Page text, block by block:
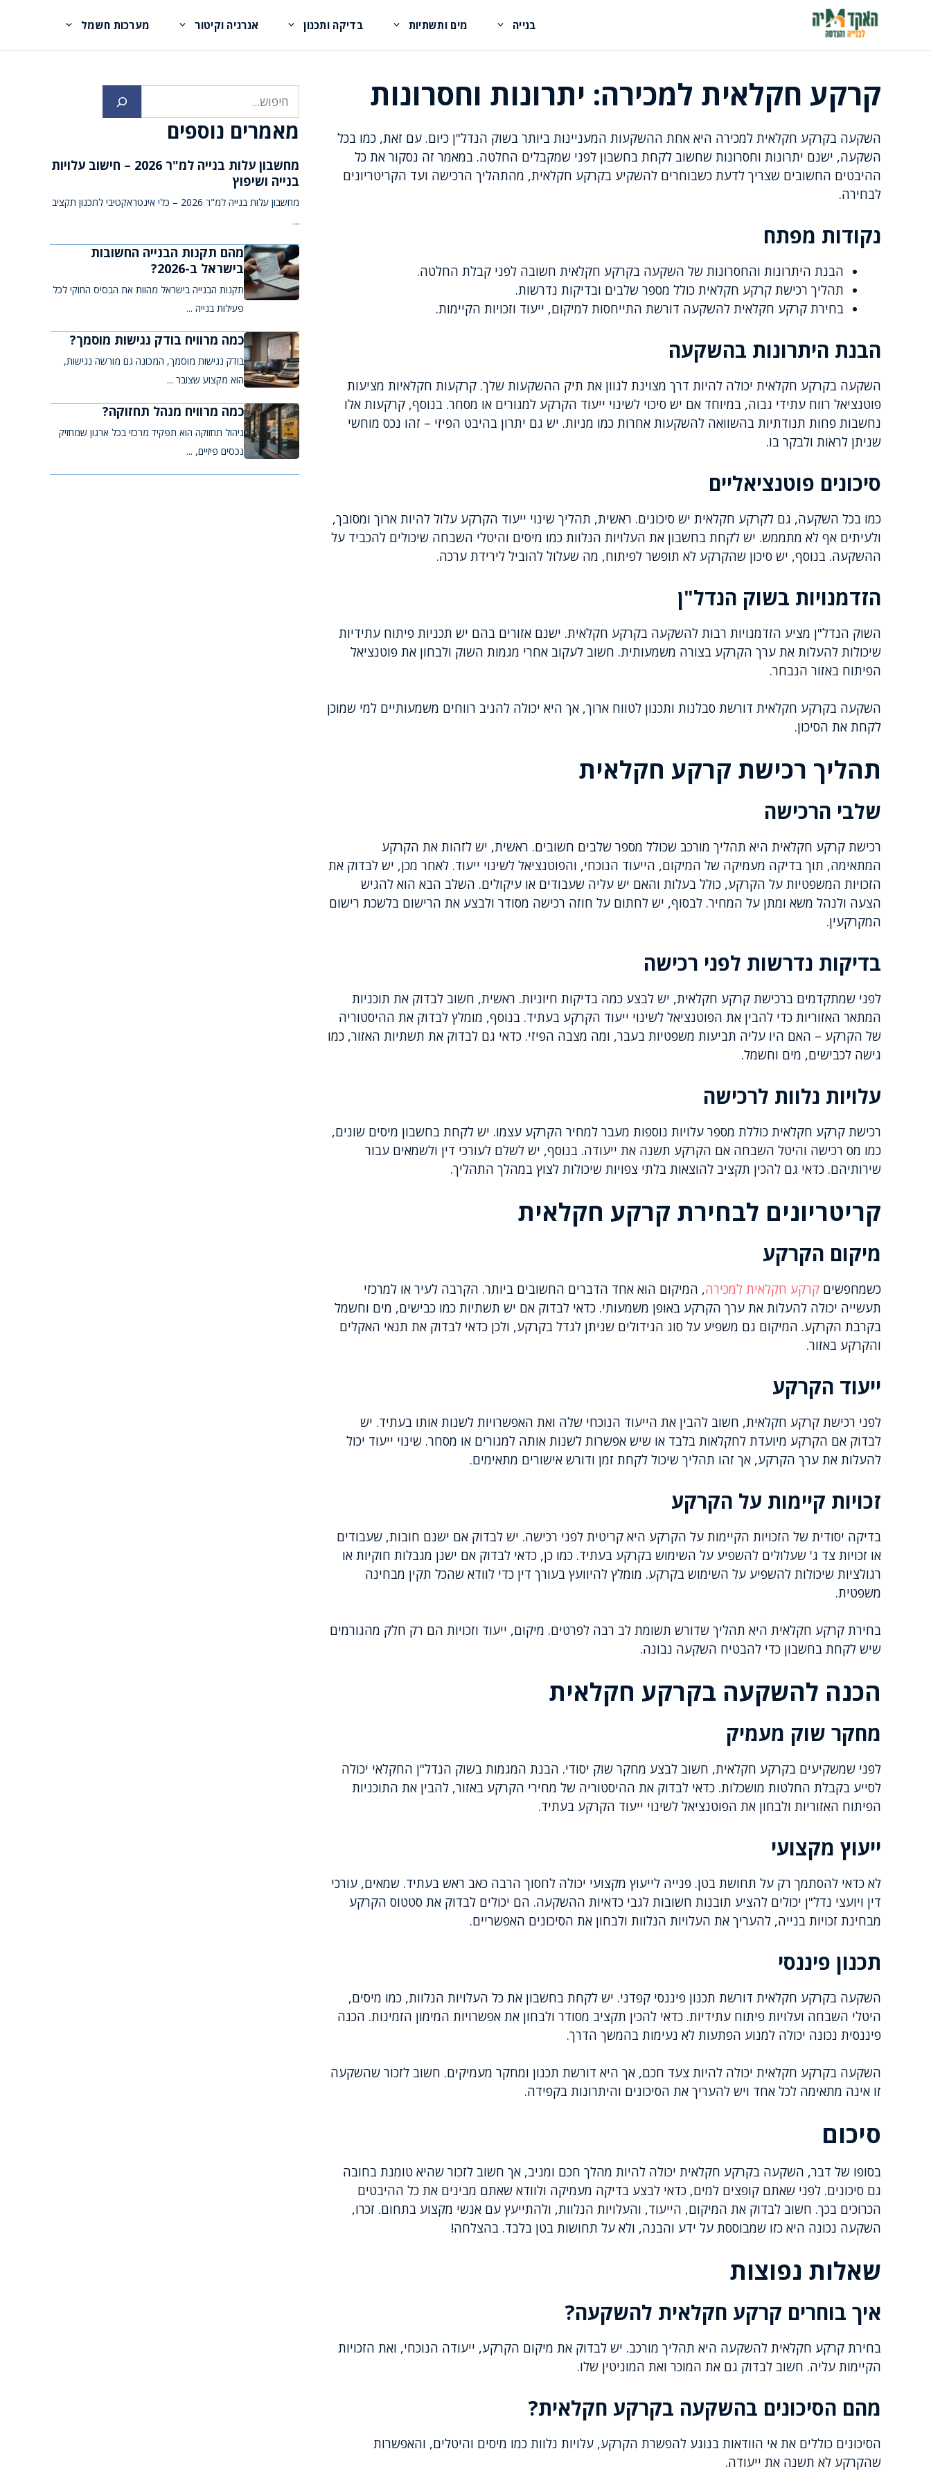
בנייה מים ותשתיות בדיקה ותכנון אנרגיה וקיטור מערכות חשמל
קרקע חקלאית למכירה: יתרונות וחסרונות
השקעה בקרקע חקלאית למכירה היא אחת ההשקעות המעניינות ביותר בשוק הנדל"ן כיום. עם זאת, כמו בכל
השקעה, ישנם יתרונות וחסרונות שחשוב לקחת בחשבון לפני שמקבלים החלטה. במאמר זה נסקור את כל
ההיבטים החשובים שצריך לדעת כשבוחרים להשקיע בקרקע חקלאית, מהתהליך הרכישה ועד הקריטריונים
לבחירה.
נקודות מפתח
הבנת היתרונות והחסרונות של השקעה בקרקע חקלאית חשובה לפני קבלת החלטה.
תהליך רכישת קרקע חקלאית כולל מספר שלבים ובדיקות נדרשות.
בחירת קרקע חקלאית להשקעה דורשת התייחסות למיקום, ייעוד וזכויות הקיימות.
הבנת היתרונות בהשקעה
השקעה בקרקע חקלאית יכולה להיות דרך מצוינת לגוון את תיק ההשקעות שלך. קרקעות חקלאיות מציעות
פוטנציאל רווח עתידי גבוה, במיוחד אם יש סיכוי לשינוי ייעוד הקרקע למגורים או מסחר. בנוסף, קרקעות אלו
נחשבות פחות תנודתיות בהשוואה להשקעות אחרות כמו מניות. יש גם יתרון בהיבט הפיזי – זהו נכס מוחשי
שניתן לראות ולבקר בו.
סיכונים פוטנציאליים
כמו בכל השקעה, גם לקרקע חקלאית יש סיכונים. ראשית, תהליך שינוי ייעוד הקרקע עלול להיות ארוך ומסובך,
ולעיתים אף לא מתממש. יש לקחת בחשבון את העלויות הנלוות כמו מיסים והיטלי השבחה שיכולים להכביד על
ההשקעה. בנוסף, יש סיכון שהקרקע לא תופשר לפיתוח, מה שעלול להוביל לירידת ערכה.
הזדמנויות בשוק הנדל"ן
השוק הנדל"ן מציע הזדמנויות רבות להשקעה בקרקע חקלאית. ישנם אזורים בהם יש תכניות פיתוח עתידיות
שיכולות להעלות את ערך הקרקע בצורה משמעותית. חשוב לעקוב אחרי מגמות השוק ולבחון את פוטנציאל
הפיתוח באזור הנבחר.
השקעה בקרקע חקלאית דורשת סבלנות ותכנון לטווח ארוך, אך היא יכולה להניב רווחים משמעותיים למי שמוכן
לקחת את הסיכון.
תהליך רכישת קרקע חקלאית
שלבי הרכישה
רכישת קרקע חקלאית היא תהליך מורכב שכולל מספר שלבים חשובים. ראשית, יש לזהות את הקרקע
המתאימה, תוך בדיקה מעמיקה של המיקום, הייעוד הנוכחי, והפוטנציאל לשינוי ייעוד. לאחר מכן, יש לבדוק את
הזכויות המשפטיות על הקרקע, כולל בעלות והאם יש עליה שעבודים או עיקולים. השלב הבא הוא להגיש
הצעה ולנהל משא ומתן על המחיר. לבסוף, יש לחתום על חוזה רכישה מסודר ולבצע את הרישום בלשכת רישום
המקרקעין.
בדיקות נדרשות לפני רכישה
לפני שמתקדמים ברכישת קרקע חקלאית, יש לבצע כמה בדיקות חיוניות. ראשית, חשוב לבדוק את תוכניות
המתאר האזוריות כדי להבין את הפוטנציאל לשינוי ייעוד הקרקע בעתיד. בנוסף, מומלץ לבדוק את ההיסטוריה
של הקרקע – האם היו עליה תביעות משפטיות בעבר, ומה מצבה הפיזי. כדאי גם לבדוק את תשתיות האזור, כמו
גישה לכבישים, מים וחשמל.
עלויות נלוות לרכישה
רכישת קרקע חקלאית כוללת מספר עלויות נוספות מעבר למחיר הקרקע עצמו. יש לקחת בחשבון מיסים שונים,
כמו מס רכישה והיטל השבחה אם הקרקע תשנה את ייעודה. בנוסף, יש לשלם לעורכי דין ולשמאים עבור
שירותיהם. כדאי גם להכין תקציב להוצאות בלתי צפויות שיכולות לצוץ במהלך התהליך.
קריטריונים לבחירת קרקע חקלאית
מיקום הקרקע
כשמחפשים קרקע חקלאית למכירה, המיקום הוא אחד הדברים החשובים ביותר. הקרבה לעיר או למרכזי
תעשייה יכולה להעלות את ערך הקרקע באופן משמעותי. כדאי לבדוק אם יש תשתיות כמו כבישים, מים וחשמל
בקרבת הקרקע. המיקום גם משפיע על סוג הגידולים שניתן לגדל בקרקע, ולכן כדאי לבדוק את תנאי האקלים
והקרקע באזור.
ייעוד הקרקע
לפני רכישת קרקע חקלאית, חשוב להבין את הייעוד הנוכחי שלה ואת האפשרויות לשנות אותו בעתיד. יש
לבדוק אם הקרקע מיועדת לחקלאות בלבד או שיש אפשרות לשנות אותה למגורים או מסחר. שינוי ייעוד יכול
להעלות את ערך הקרקע, אך זהו תהליך שיכול לקחת זמן ודורש אישורים מתאימים.
זכויות קיימות על הקרקע
בדיקה יסודית של הזכויות הקיימות על הקרקע היא קריטית לפני רכישה. יש לבדוק אם ישנם חובות, שעבודים
או זכויות צד ג' שעלולים להשפיע על השימוש בקרקע בעתיד. כמו כן, כדאי לבדוק אם ישנן מגבלות חוקיות או
רגולציות שיכולות להשפיע על השימוש בקרקע. מומלץ להיוועץ בעורך דין כדי לוודא שהכל תקין מבחינה
משפטית.
בחירת קרקע חקלאית היא תהליך שדורש תשומת לב רבה לפרטים. מיקום, ייעוד וזכויות הם רק חלק מהגורמים
שיש לקחת בחשבון כדי להבטיח השקעה נבונה.
הכנה להשקעה בקרקע חקלאית
מחקר שוק מעמיק
לפני שמשקיעים בקרקע חקלאית, חשוב לבצע מחקר שוק יסודי. הבנת המגמות בשוק הנדל"ן החקלאי יכולה
לסייע בקבלת החלטות מושכלות. כדאי לבדוק את ההיסטוריה של מחירי הקרקע באזור, להבין את התוכניות
הפיתוח האזוריות ולבחון את הפוטנציאל לשינוי ייעוד הקרקע בעתיד.
ייעוץ מקצועי
לא כדאי להסתמך רק על תחושת בטן. פנייה לייעוץ מקצועי יכולה לחסוך הרבה כאב ראש בעתיד. שמאים, עורכי
דין ויועצי נדל"ן יכולים להציע תובנות חשובות לגבי כדאיות ההשקעה. הם יכולים לבדוק את סטטוס הקרקע
מבחינת זכויות בנייה, להעריך את העלויות הנלוות ולבחון את הסיכונים האפשריים.
תכנון פיננסי
השקעה בקרקע חקלאית דורשת תכנון פיננסי קפדני. יש לקחת בחשבון את כל העלויות הנלוות, כמו מיסים,
היטלי השבחה ועלויות פיתוח עתידיות. כדאי להכין תקציב מסודר ולבחון את אפשרויות המימון הזמינות. הכנה
פיננסית נכונה יכולה למנוע הפתעות לא נעימות בהמשך הדרך.
השקעה בקרקע חקלאית יכולה להיות צעד חכם, אך היא דורשת תכנון ומחקר מעמיקים. חשוב לזכור שהשקעה
זו אינה מתאימה לכל אחד ויש להעריך את הסיכונים והיתרונות בקפידה.
סיכום
בסופו של דבר, השקעה בקרקע חקלאית יכולה להיות מהלך חכם ומניב, אך חשוב לזכור שהיא טומנת בחובה
גם סיכונים. לפני שאתם קופצים למים, כדאי לבצע בדיקה מעמיקה ולוודא שאתם מבינים את כל ההיבטים
הכרוכים בכך. חשוב לבדוק את המיקום, הייעוד, והעלויות הנלוות, ולהתייעץ עם אנשי מקצוע בתחום. זכרו,
השקעה נכונה היא כזו שמבוססת על ידע והבנה, ולא על תחושות בטן בלבד. בהצלחה!
שאלות נפוצות
איך בוחרים קרקע חקלאית להשקעה?
בחירת קרקע חקלאית להשקעה היא תהליך מורכב. יש לבדוק את מיקום הקרקע, ייעודה הנוכחי, ואת הזכויות
הקיימות עליה. חשוב לבדוק גם את המוכר ואת המוניטין שלו.
מהם הסיכונים בהשקעה בקרקע חקלאית?
הסיכונים כוללים את אי הוודאות בנוגע להפשרת הקרקע, עלויות נלוות כמו מיסים והיטלים, והאפשרות
שהקרקע לא תשנה את ייעודה.
מאמרים נוספים
מחשבון עלות בנייה למ"ר 2026 – חישוב עלויות
בנייה ושיפוץ
מחשבון עלות בנייה למ"ר 2026 – כלי אינטראקטיבי לתכנון תקציב
...
מהם תקנות הבנייה החשובות
בישראל ב-2026?
תקנות הבנייה בישראל מהוות את הבסיס החוקי לכל
פעילות בנייה ...
כמה מרוויח בודק נגישות מוסמך?
בודק נגישות מוסמך, המכונה גם מורשה נגישות,
הוא מקצוע שצובר ...
כמה מרוויח מנהל תחזוקה?
ניהול תחזוקה הוא תפקיד מרכזי בכל ארגון שמחזיק
נכסים פיזיים, ...